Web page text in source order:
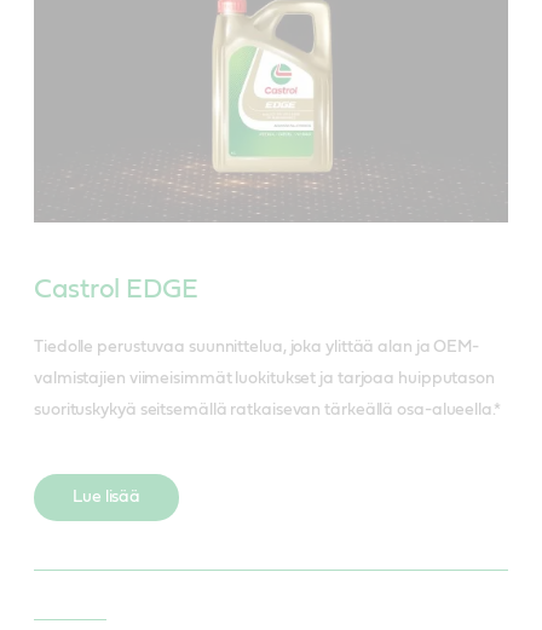
Castrol EDGE
Tiedolle perustuvaa suunnittelua, joka ylittää alan ja OEM-
valmistajien viimeisimmät luokitukset ja tarjoaa huipputason
suorituskykyä seitsemällä ratkaisevan tärkeällä osa-alueella.*
Lue lisää